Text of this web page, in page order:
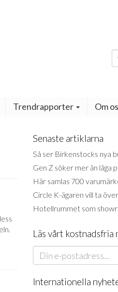
Trendrapporter Om
Senaste artiklarna
Så ser Birkenstocks nya
Gen Z söker mer än låga
Här samlas 700
Circle K-ägaren vill ta
Hotellrummet som
Läs vårt kostnadsfria
Internationella